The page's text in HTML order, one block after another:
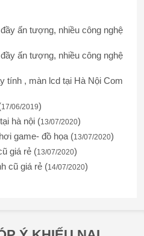
ấn tượng, nhiều công nghệ
ấn tượng, nhiều công nghệ
tính , màn lcd tại Hà Nội Com
17/06/2019)
hà nội (13/07/2020)
game- đồ họa (13/07/2020)
giá rẻ (13/07/2020)
cũ giá rẻ (14/07/2020)